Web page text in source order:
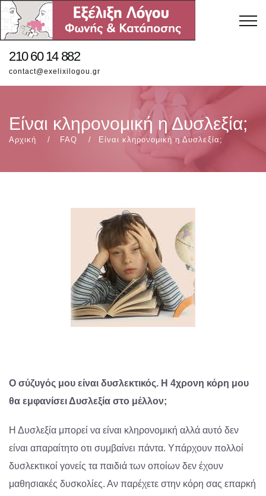
210 60 14 882
contact@exelixilogou.gr
Είναι κληρονομική η Δυσλεξία;
Αρχική FAQ Είναι κληρονομική η Δυσλεξία;
Ο σύζυγός μου είναι δυσλεκτικός. Η 4χρονη κόρη μου
θα εμφανίσει Δυσλεξία στο μέλλον;
Η Δυσλεξία μπορεί να είναι κληρονομική αλλά αυτό δεν
είναι απαραίτητο οτι συμβαίνει πάντα. Υπάρχουν πολλοί
δυσλεκτικοί γονείς τα παιδιά των οποίων δεν έχουν
μαθησιακές δυσκολίες. Αν παρέχετε στην κόρη σας επαρκή